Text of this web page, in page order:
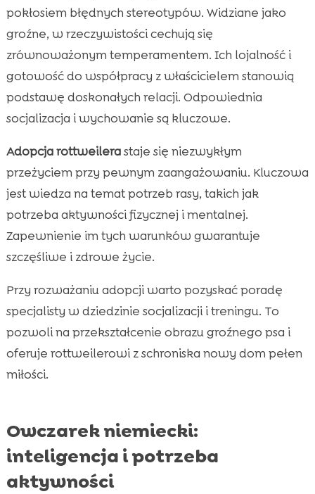
pokłosiem błędnych stereotypów. Widziane jako
groźne, w rzeczywistości cechują się
zrównoważonym temperamentem. Ich lojalność i
gotowość do współpracy z właścicielem stanowią
podstawę doskonałych relacji. Odpowiednia
socjalizacja i wychowanie są kluczowe.
Adopcja rottweilerastaje się niezwykłym
przeżyciem przy pewnym zaangażowaniu. Kluczowa
jest wiedza na temat potrzeb rasy, takich jak
potrzeba aktywności fizycznej i mentalnej.
Zapewnienie im tych warunków gwarantuje
szczęśliwe i zdrowe życie.
Przy rozważaniu adopcji warto pozyskać poradę
specjalisty w dziedzinie socjalizacji i treningu. To
pozwoli na przekształcenie obrazu groźnego psa i
oferuje rottweilerowi z schroniska nowy dom pełen
miłości.
Owczarek niemiecki:
inteligencja i potrzeba
aktywności